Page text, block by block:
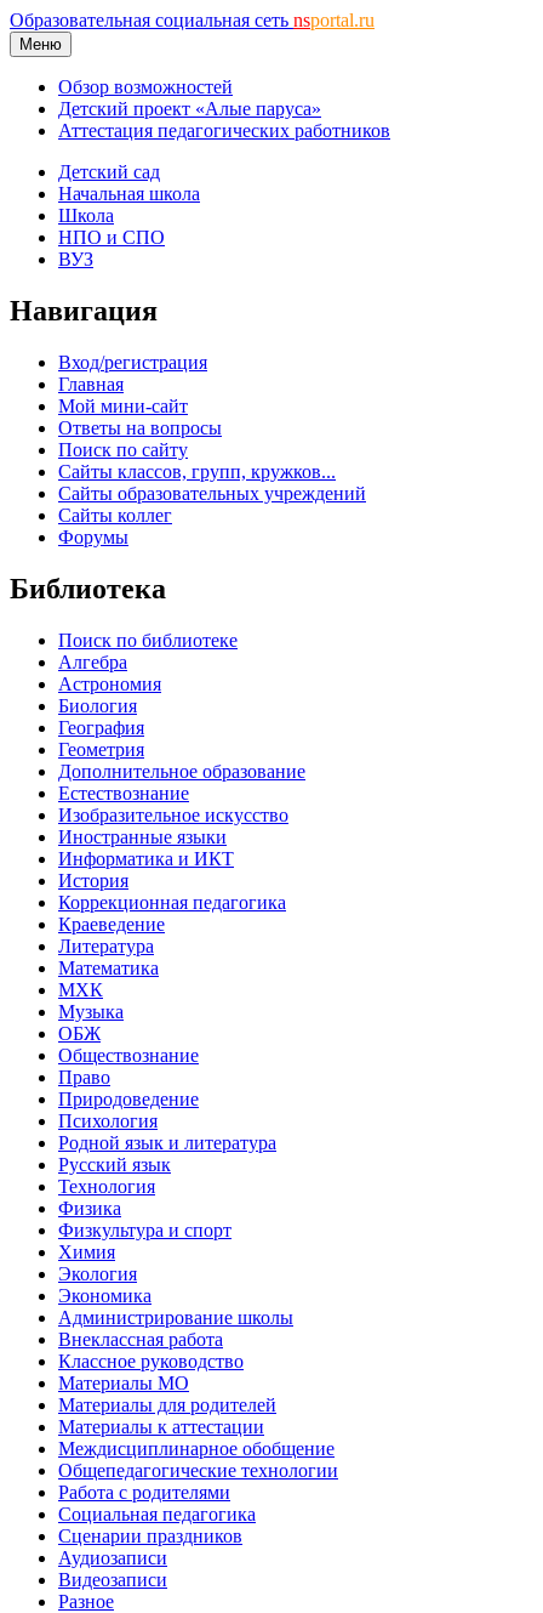
Образовательная социальная сеть nsportal.ru
Меню
Обзор возможностей
Детский проект «Алые паруса»
Аттестация педагогических работников
Детский сад
Начальная школа
Школа
НПО и СПО
ВУЗ
Навигация
Вход/регистрация
Главная
Мой мини-сайт
Ответы на вопросы
Поиск по сайту
Сайты классов, групп, кружков...
Сайты образовательных учреждений
Сайты коллег
Форумы
Библиотека
Поиск по библиотеке
Алгебра
Астрономия
Биология
География
Геометрия
Дополнительное образование
Естествознание
Изобразительное искусство
Иностранные языки
Информатика и ИКТ
История
Коррекционная педагогика
Краеведение
Литература
Математика
МХК
Музыка
ОБЖ
Обществознание
Право
Природоведение
Психология
Родной язык и литература
Русский язык
Технология
Физика
Физкультура и спорт
Химия
Экология
Экономика
Администрирование школы
Внеклассная работа
Классное руководство
Материалы МО
Материалы для родителей
Материалы к аттестации
Междисциплинарное обобщение
Общепедагогические технологии
Работа с родителями
Социальная педагогика
Сценарии праздников
Аудиозаписи
Видеозаписи
Разное